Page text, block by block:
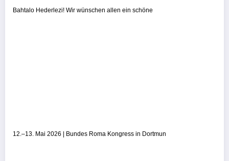
Bahtalo Hederlezi! Wir wünschen allen ein schöne
12.–13. Mai 2026 | Bundes Roma Kongress in Dortmun